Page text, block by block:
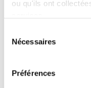
ou qu'ils ont
Nécessaires
Préférences
Membres